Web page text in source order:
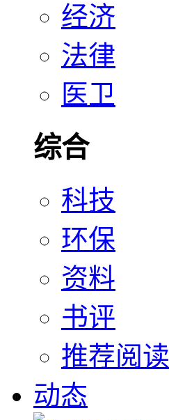
经济
法律
医卫
综合
科技
环保
资料
书评
推荐阅读
动态